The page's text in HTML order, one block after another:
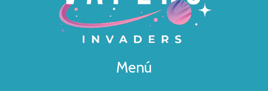
Menú